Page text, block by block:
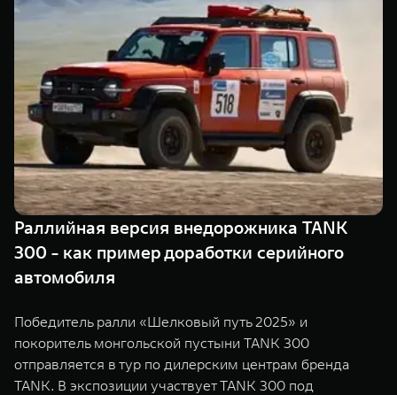
TANK 500
Веди за собой
от 6 499 000 ₽
TANK 700
Сила
от 10 199
ПОКУПКА АВТОМОБИЛЯ
TANK Финансы
Корпоративным клиентам
TANK ФИНАНСЫ
TANK Кредит
TANK Лизинг
TANK Страхование
Сервис
Специальные предложения
Моторные масла
ЦИФРОВЫЕ СЕРВИСЫ TANK
Цифровые сервисы TANK
Подписки
Раллийная версия внедорожника TANK
300 - как пример доработки серийного
автомобиля
Победитель ралли «Шелковый путь 2025» и
покоритель монгольской пустыни TANK 300
отправляется в тур по дилерским центрам бренда
TANK. В экспозиции участвует TANK 300 под